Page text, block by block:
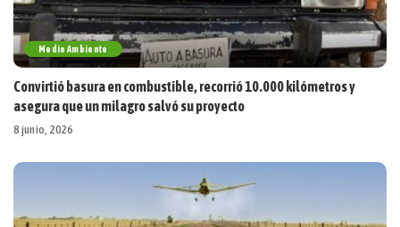
Medio Ambiente
Convirtió basura en combustible, recorrió 10.000 kilómetros y
asegura que un milagro salvó su proyecto
8 junio, 2026